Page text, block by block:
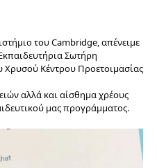
του Cambridge, απένειμε
Σωτήρη
Χρυσού Κέντρου Προετοιμασίας
αλλά και αίσθημα χρέους
μας προγράμματος.